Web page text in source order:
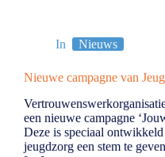
In Nieuws
Nieuwe campagne van
een nieuwe campagne
Deze is speciaal
jeugdzorg een stem te